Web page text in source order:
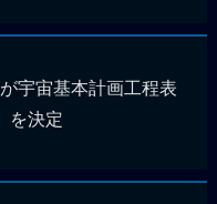
宇宙基本計画工程表
を決定